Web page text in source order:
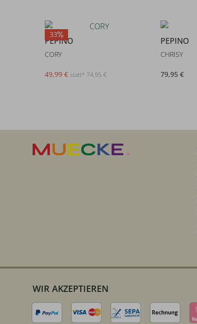
33
PEPINO
CORY
49,99 € statt* 74,95 €
PEPINO
CHRISY
79,95 €
WIR AKZEPTIEREN